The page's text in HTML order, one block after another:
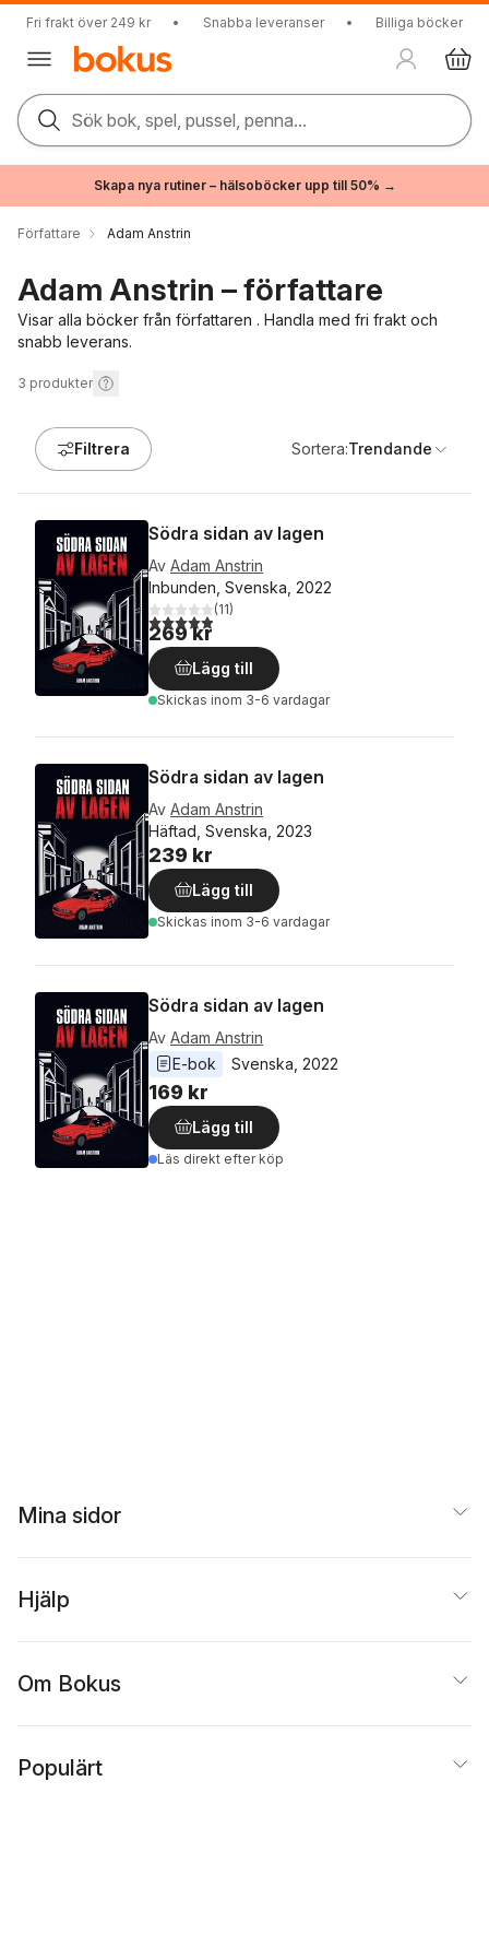
Fri frakt över 249 kr • Snabba leveranser • Billiga böcker
Sök bok, spel, pussel, penna...
Skapa nya rutiner – hälsoböcker upp till 50% →
Författare Adam Anstrin
Adam Anstrin – författare
Visar alla böcker från författaren . Handla med fri frakt och
snabb leverans.
3 produkter
Filtrera Sortera:Trendande
Södra sidan av lagen
Av Adam Anstrin
Inbunden, Svenska, 2022
4,9utav 5 stjärnor. Totalt antal röster:
(11)
269 kr
Lägg till
Skickas inom 3-6 vardagar
Södra sidan av lagen
Av Adam Anstrin
Häftad, Svenska, 2023
239 kr
Lägg till
Skickas inom 3-6 vardagar
Södra sidan av lagen
Av Adam Anstrin
E-bok
Svenska 2022
169 kr
Lägg till
Läs direkt efter köp
Mina sidor
Hjälp
Om Bokus
Populärt